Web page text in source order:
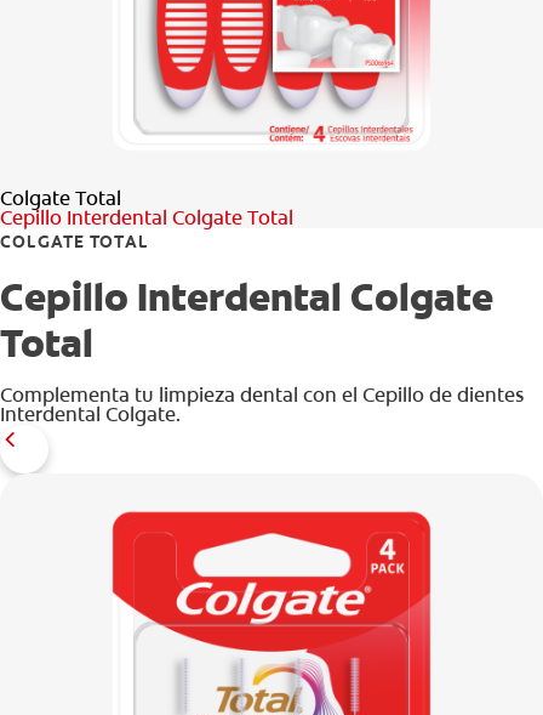
CHEQUEO DE SALUD BUCAL
CORRESPONDENCIA DE PRODUCTOS
PROMOCIONES
Colgate Total
Cepillo Interdental Colgate Total
COLGATE TOTAL
Cepillo Interdental Colgate
Total
Complementa tu limpieza dental con el Cepillo de dientes
Interdental Colgate.